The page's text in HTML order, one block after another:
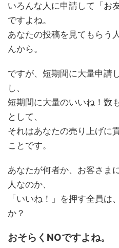
いろんな人に申請して「お
ですよね。
あなたの投稿を見てもらう
んから。
ですが、短期間に大量申請
し、
短期間に大量のいいね！数
として、
それはあなたの売り上げに
ことです。
あなたが何者か、お客さま
人なのか、
「いいね！」を押す全員は
か？
おそらくNOですよね。